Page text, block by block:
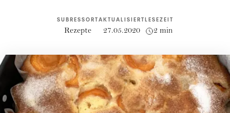
SUBRESSORT
Rezepte
AKTUALISIERT
27.05.2020
LESEZEIT
2 min